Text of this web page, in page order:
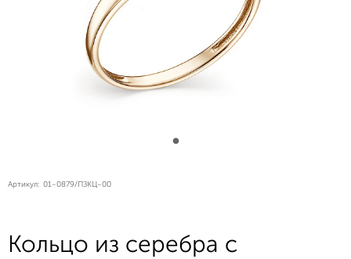
Артикул: 01-0879/ПЗКЦ-00
Кольцо из серебра с